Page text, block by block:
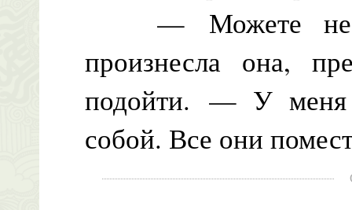
— Можете не
произнесла она,
подойти. — У
собой. Все они